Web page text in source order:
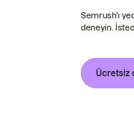
Semrush'ı
deneyin.
Ücretsiz